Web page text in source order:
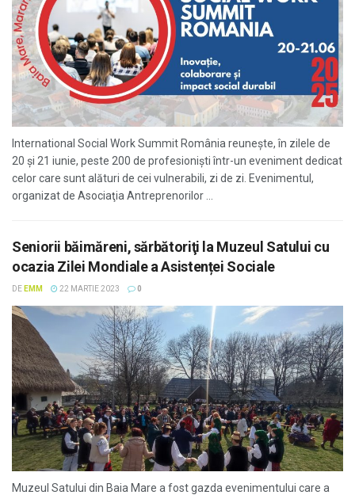
International Social Work Summit România reunește, în zilele de
20 și 21 iunie, peste 200 de profesioniști într-un eveniment dedicat
celor care sunt alături de cei vulnerabili, zi de zi. Evenimentul,
organizat de Asociaţia Antreprenorilor ...
Seniorii băimăreni, sărbătoriţi la Muzeul Satului cu
ocazia Zilei Mondiale a Asistenței Sociale
DE EMM 22 MARTIE 2023 0
Muzeul Satului din Baia Mare a fost gazda evenimentului care a